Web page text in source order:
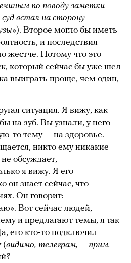
по поводу заметки
встал на сторону
). Второе могло бы иметь
и последствия
жестче. Потому что это
который сейчас бы уже шел
выиграть проще, чем один,
ситуация. Я вижу, как
на зуб. Вы узнали, у него
то тему — на здоровье.
никто ему никакие
обсуждает,
я вижу. Я его
он знает сейчас, что
Он говорит:
Вот сейчас людей,
и предлагают темы, я так
его кто-то подключил
(видимо, телеграм, — прим.